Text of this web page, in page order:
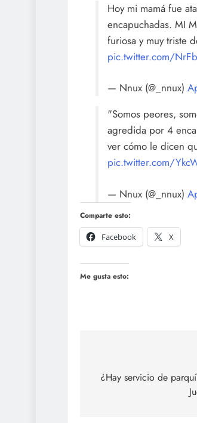
Hoy mi mamá fue
encapuchadas. MI
furiosa y muy triste
pic.twitter.com/
— Nnux (@_nnux)
"Somos peores,
agredida por 4
ver cómo le dicen
pic.twitter.com/
— Nnux (@_nnux)
Comparte esto:
Facebook
X
Me gusta esto:
de
¿Hay servicio de